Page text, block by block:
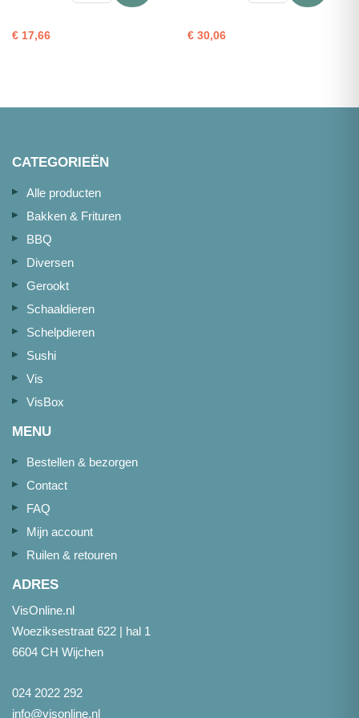
€ 17,66
snapperfilet
aantal
€ 30,06
CATEGORIEËN
Alle producten
Bakken & Frituren
BBQ
Diversen
Gerookt
Schaaldieren
Schelpdieren
Sushi
Vis
VisBox
MENU
Bestellen & bezorgen
Contact
FAQ
Mijn account
Ruilen & retouren
ADRES
VisOnline.nl
Woeziksestraat 622 | hal 1
6604 CH Wijchen
024 2022 292
info@visonline.nl